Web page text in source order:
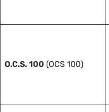
O.C.S. 100 (OCS 100)